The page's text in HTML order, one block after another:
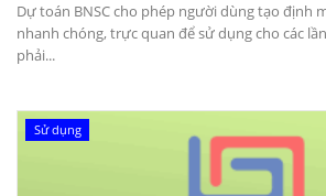
Dự toán BNSC cho phép người dùng tạo định
nhanh chóng, trực quan để sử dụng cho các
phải...
Sử dụng